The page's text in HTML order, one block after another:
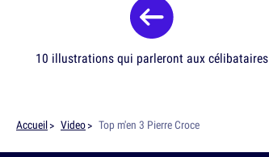
10 illustrations qui parleront aux célibataires
Accueil Video Top m'en 3 Pierre Croce